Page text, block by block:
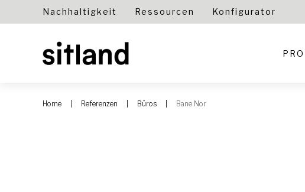
Nachhaltigkeit Ressourcen Konfigurator
Home Referenzen Büros Bane Nor